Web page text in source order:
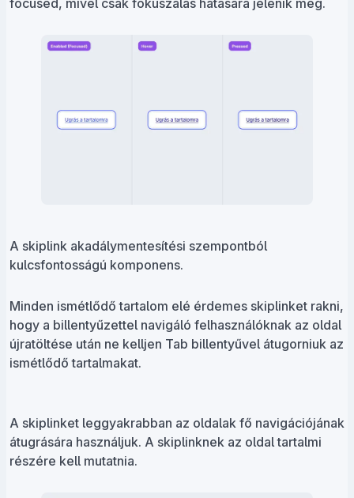
focused, mivel csak fókuszálás hatására jelenik meg.
A skiplink akadálymentesítési szempontból
kulcsfontosságú komponens.
Minden ismétlődő tartalom elé érdemes skiplinket rakni,
hogy a billentyűzettel navigáló felhasználóknak az oldal
újratöltése után ne kelljen Tab billentyűvel átugorniuk az
ismétlődő tartalmakat.
A skiplinket leggyakrabban az oldalak fő navigációjának
átugrására használjuk. A skiplinknek az oldal tartalmi
részére kell mutatnia.